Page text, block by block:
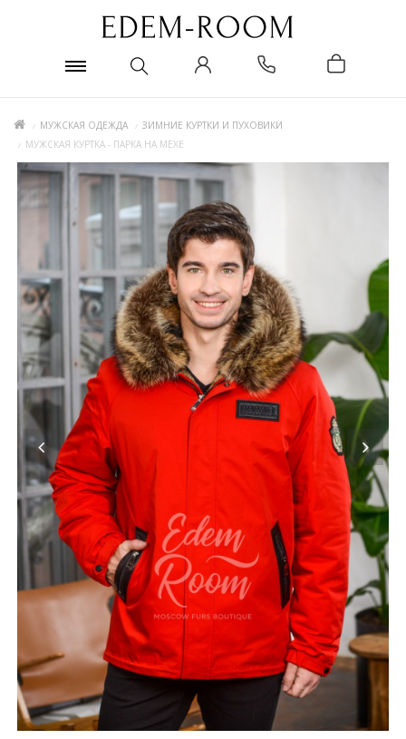
МУЖСКАЯ ОДЕЖДА
ЗИМНИЕ КУРТКИ И ПУХОВИКИ
МУЖСКАЯ КУРТКА - ПАРКА НА МЕХЕ